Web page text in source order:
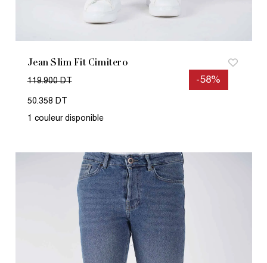
Jean Slim Fit Cimitero
-58%
119.900 DT
50.358 DT
1 couleur disponible